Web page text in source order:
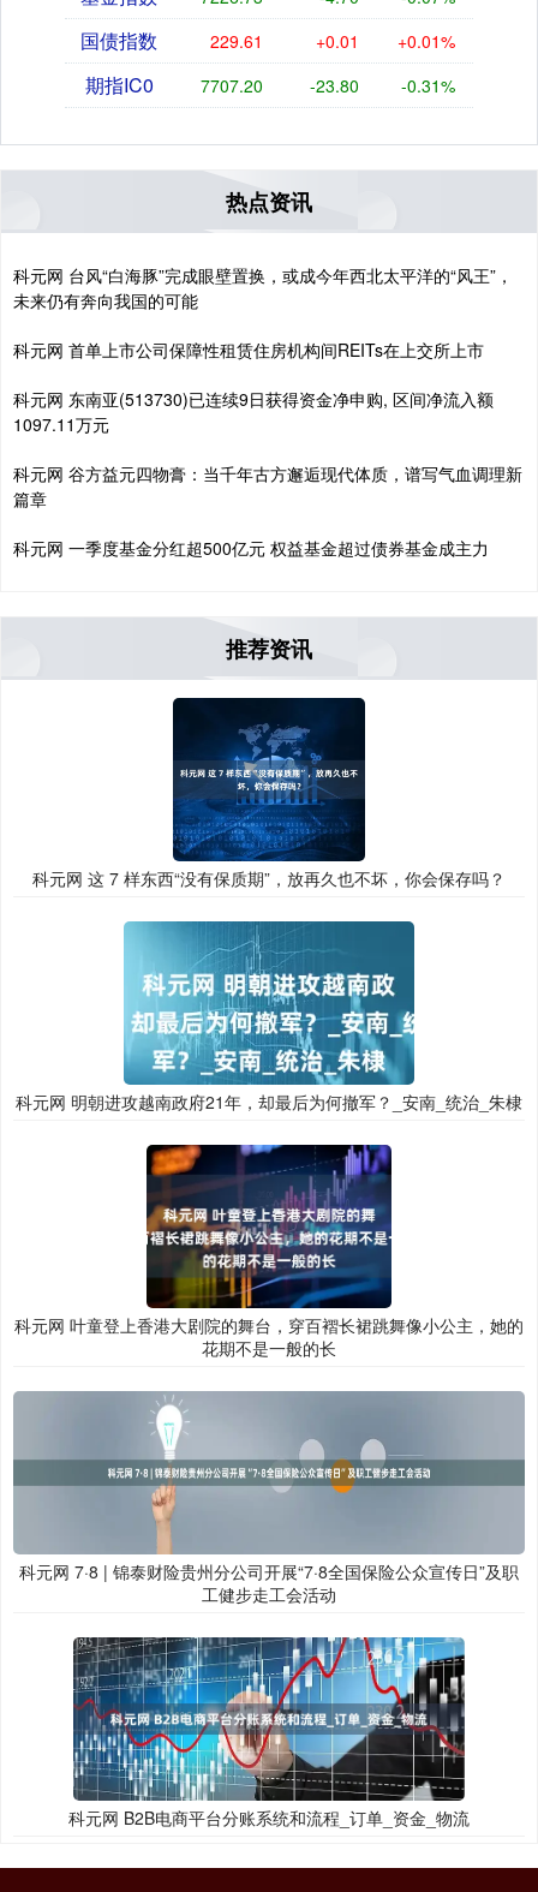
国债指数 229.61 +0.01 +0.01%
期指IC0 7707.20 -23.80 -0.31%
热点资讯
科元网 台风“白海豚”完成眼壁置换，或成今年西北太平洋的“风王”，
未来仍有奔向我国的可能
科元网 首单上市公司保障性租赁住房机构间REITs在上交所上市
科元网 东南亚(513730)已连续9日获得资金净申购, 区间净流入额
1097.11万元
科元网 谷方益元四物膏：当千年古方邂逅现代体质，谱写气血调理新
篇章
科元网 一季度基金分红超500亿元 权益基金超过债券基金成主力
推荐资讯
科元网 这 7 样东西“没有保质期”，放再久也不坏，你会保存吗？
科元网 明朝进攻越南政府21年，却最后为何撤军？_安南_统治_朱棣
科元网 叶童登上香港大剧院的舞台，穿百褶长裙跳舞像小公主，她的
花期不是一般的长
科元网 7·8 | 锦泰财险贵州分公司开展“7·8全国保险公众宣传日”及职
工健步走工会活动
科元网 B2B电商平台分账系统和流程_订单_资金_物流